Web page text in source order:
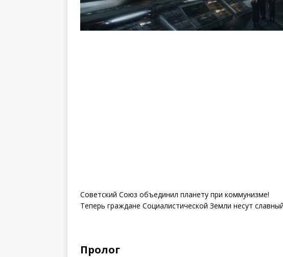
Советский Союз объединил планету при коммунизме!
Теперь граждане Социалистической Земли несут
Пролог